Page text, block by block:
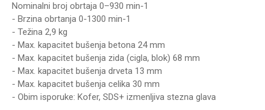
Nominalni broj obrtaja 0–930 min-1
- Brzina obrtanja 0-1300 min-1
- Težina 2,9 kg
- Max. kapacitet bušenja betona 24 mm
- Max. kapacitet bušenja zida (cigla, blok) 68 mm
- Max. kapacitet bušenja drveta 13 mm
- Max. kapacitet bušenja celika 30 mm
- Obim isporuke: Kofer, SDS+ izmenljiva stezna glava